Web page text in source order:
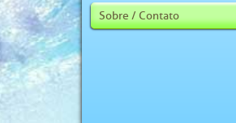
Sobre / Contato